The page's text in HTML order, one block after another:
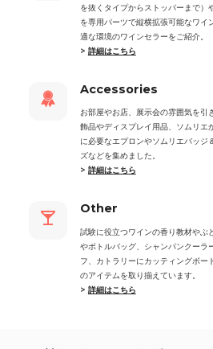
を抜くタイプからストッパーまで）
を専用パーツで縦横拡張可能なワイ
適な環境のワインセラーをご紹介。
> 詳細はこちら
Accessories
お部屋やお店、展示会の雰囲気を引
飾品やディスプレイ用品、ソムリエ
に必要なエプロンやソムリエバッジ
ズなどを集めました。
> 詳細はこちら
Other
試験に役立つワインの香り教材やぶ
やボトルバッグ、シャンパンクーラ
フ、カトラリーにカッティングボー
のアイテムを取り揃えています。
> 詳細はこちら